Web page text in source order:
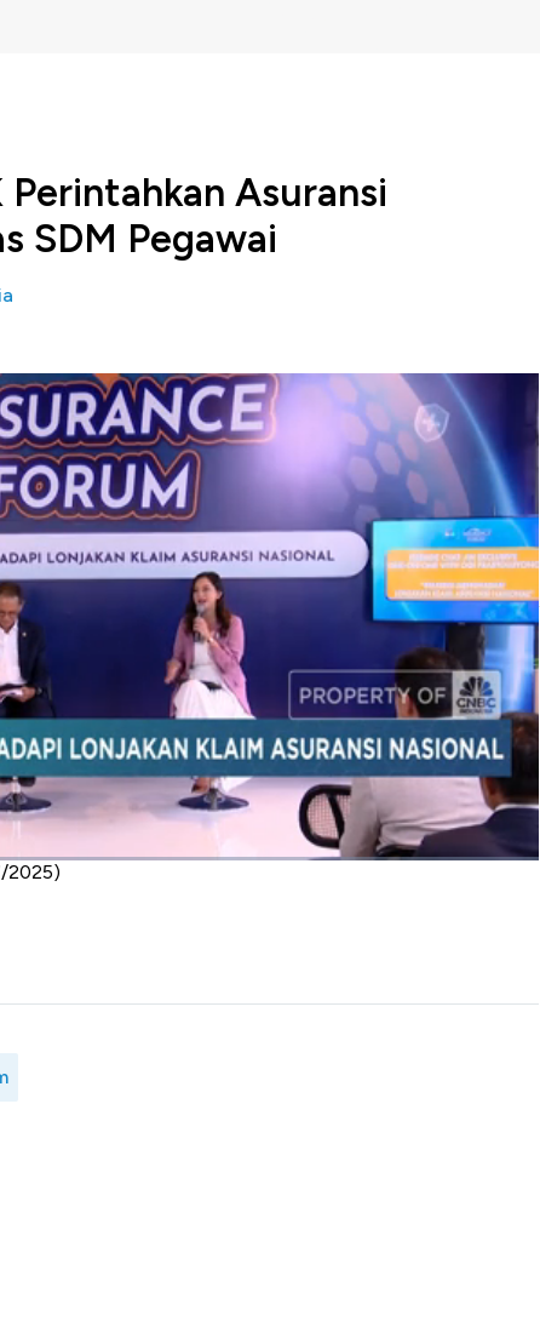
Asuransi
SDM Pegawai
menyelenggarakan Insurance Forum dengan Tema
Nasional" sebagai wadah diskusi bagi asosiasi dan
mendorong pertumbuhan dan percepatan transformasi
Penjaminan, dan Dana Pensiun Otoritas Jasa Keuangan
upaya penguatan industri asuransi.
aturan terkait kewajiban perusahaan asuransi untuk
untuk pengembangan SDM. Selain itu didorong pendalaman
inklusi asuransi dalam menjadikan asuransi sebagai
mendorong perekonomian nasional serta mempercepat
dan mempercepat layanan asuransi.
dengan Kepala Eksekutif Pengawas Perasuransian,
Jasa Keuangan RI, Ogi Prastomiyono dalam Insurance
2025)